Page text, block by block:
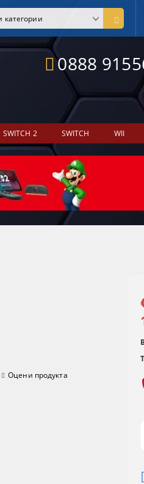
0888
SWITCH 2 SWITCH WII
Оцени продукта